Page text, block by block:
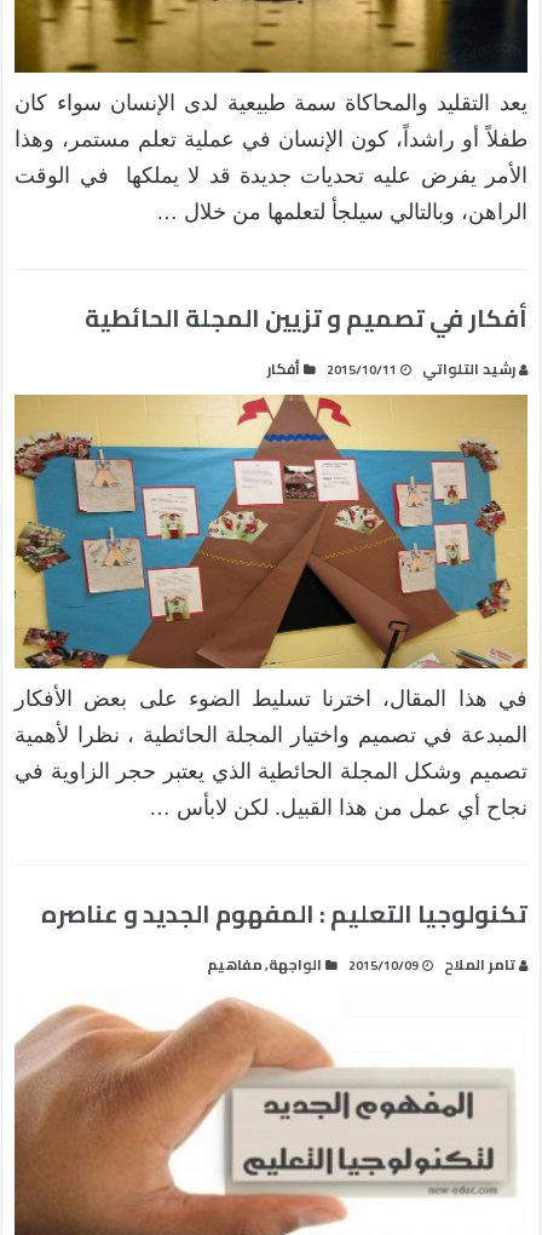
يعد التقليد والمحاكاة سمة طبيعية لدى الإنسان سواء كان
طفلاً أو راشداً، كون الإنسان في عملية تعلم مستمر، وهذا
الأمر يفرض عليه تحديات جديدة قد لا يملكها في الوقت
الراهن، وبالتالي سيلجأ لتعلمها من خلال …
أفكار في تصميم و تزيين المجلة الحائطية
رشيد التلواتي 2015/10/11 أفكار
في هذا المقال، اخترنا تسليط الضوء على بعض الأفكار
المبدعة في تصميم واختيار المجلة الحائطية ، نظرا لأهمية
تصميم وشكل المجلة الحائطية الذي يعتبر حجر الزاوية في
نجاح أي عمل من هذا القبيل. لكن لابأس …
تكنولوجيا التعليم : المفهوم الجديد و عناصره
تامر الملاح 2015/10/09 الواجهة,مفاهيم